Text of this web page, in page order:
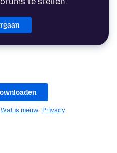
Wat is nieuw Privacy